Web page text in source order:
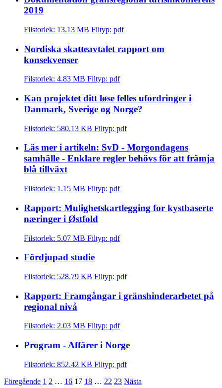
2019
Filstorlek: 13.13 MB Filtyp: pdf
Nordiska skatteavtalet rapport om
konsekvenser
Filstorlek: 4.83 MB Filtyp: pdf
Kan projektet ditt løse felles ufordringer i
Danmark, Sverige og Norge?
Filstorlek: 580.13 KB Filtyp: pdf
Läs mer i artikeln: SvD - Morgondagens
samhälle - Enklare regler behövs för att främja
blå tillväxt
Filstorlek: 1.15 MB Filtyp: pdf
Rapport: Mulighetskartlegging for kystbaserte
næringer i Østfold
Filstorlek: 5.07 MB Filtyp: pdf
Fördjupad studie
Filstorlek: 528.79 KB Filtyp: pdf
Rapport: Framgångar i gränshinderarbetet på
regional nivå
Filstorlek: 2.03 MB Filtyp: pdf
Program - Affärer i Norge
Filstorlek: 852.42 KB Filtyp: pdf
Föregående 1 2 … 16 17 18 … 22 23 Nästa